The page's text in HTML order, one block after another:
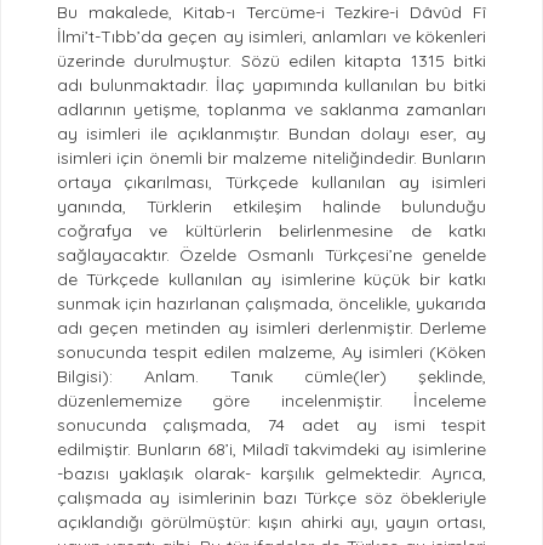
Bu makalede, Kitab-ı Tercüme-i Tezkire-i Dâvûd Fî
İlmi’t-Tıbb’da geçen ay isimleri, anlamları ve kökenleri
üzerinde durulmuştur. Sözü edilen kitapta 1315 bitki
adı bulunmaktadır. İlaç yapımında kullanılan bu bitki
adlarının yetişme, toplanma ve saklanma zamanları
ay isimleri ile açıklanmıştır. Bundan dolayı eser, ay
isimleri için önemli bir malzeme niteliğindedir. Bunların
ortaya çıkarılması, Türkçede kullanılan ay isimleri
yanında, Türklerin etkileşim halinde bulunduğu
coğrafya ve kültürlerin belirlenmesine de katkı
sağlayacaktır. Özelde Osmanlı Türkçesi’ne genelde
de Türkçede kullanılan ay isimlerine küçük bir katkı
sunmak için hazırlanan çalışmada, öncelikle, yukarıda
adı geçen metinden ay isimleri derlenmiştir. Derleme
sonucunda tespit edilen malzeme, Ay isimleri (Köken
Bilgisi): Anlam. Tanık cümle(ler) şeklinde,
düzenlememize göre incelenmiştir. İnceleme
sonucunda çalışmada, 74 adet ay ismi tespit
edilmiştir. Bunların 68’i, Miladî takvimdeki ay isimlerine
-bazısı yaklaşık olarak- karşılık gelmektedir. Ayrıca,
çalışmada ay isimlerinin bazı Türkçe söz öbekleriyle
açıklandığı görülmüştür: kışın ahirki ayı, yayın ortası,